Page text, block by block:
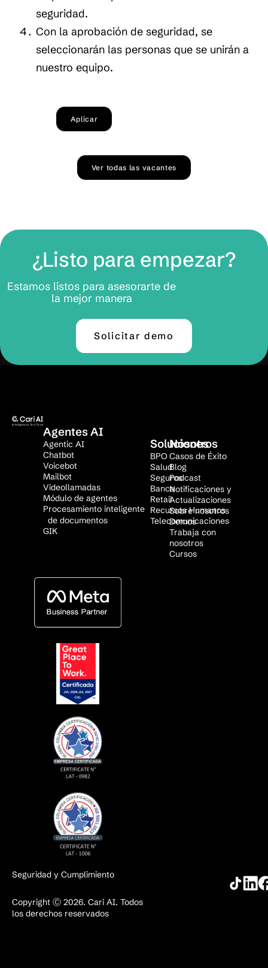
seguridad.
Con la aprobación de seguridad, se
seleccionarán las personas que se unirán a
nuestro equipo.
Aplicar
Ver todas las vacantes
¿Listo para empezar?
Estamos listos para asesorarte de
la mejor manera
Solicitar demo
Agentes AI
Agentic AI
Chatbot
Voicebot
Mailbot
Videollamadas
Módulo de agentes
Procesamiento inteligente
de documentos
GIK
Soluciones
BPO
Salud
Seguros
Banca
Retail
Recursos Humanos
Telecomunicaciones
Nosotros
Casos de Éxito
Blog
Podcast
Notificaciones y
Actualizaciones
Sobre nosotros
Demos
Trabaja con
nosotros
Cursos
Seguridad y Cumplimiento
Copyright Ⓒ 2026. Cari AI. Todos
los derechos reservados